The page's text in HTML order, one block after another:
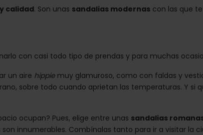
calidad. Son unas sandalias modernas con las que
con casi todo tipo de prendas y para muchas
un aire hippie muy glamuroso, como con faldas y
sobre todo cuando aprietan las temperaturas. Y si
ocupan? Pues, elige entre unas sandalias
son innumerables. Combínalas tanto para ir a visitar la